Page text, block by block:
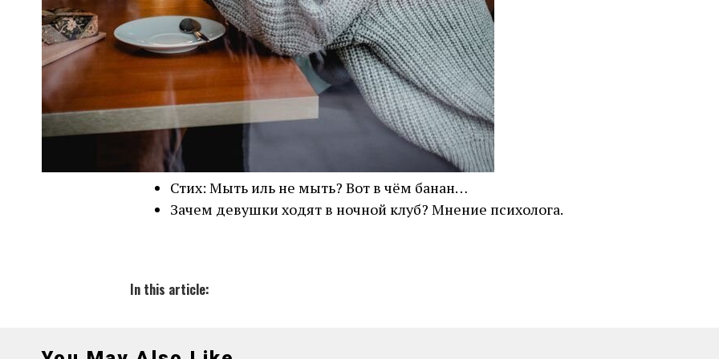
Стих: Мыть иль не мыть? Вот в чём банан…
Зачем девушки ходят в ночной клуб? Мнение психолога.
In this article: